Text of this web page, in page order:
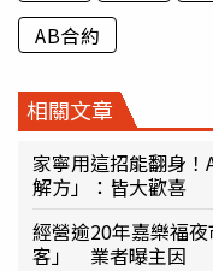
AB合約
相關文章
家寧用這招能翻身
解方」：皆大歡喜
經營逾20年嘉樂福
客」 業者曝主因